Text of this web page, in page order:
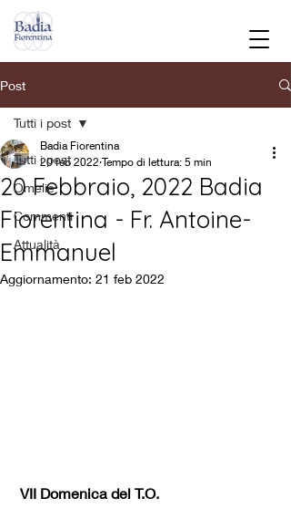
Post
Tutti i post
Omelie
Commenti
Attualità
Tutti i post
20 Febbraio, 2022 Badia
Fiorentina - Fr. Antoine-
Emmanuel
Badia Fiorentina
20 feb 2022 Tempo di lettura: 5 min
Aggiornamento: 21 feb 2022
VII Domenica del T.O.